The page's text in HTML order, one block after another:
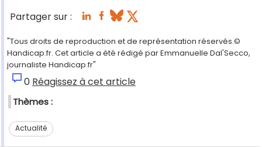
Partager sur :
"Tous droits de reproduction et de représentation réservés.©
Handicap.fr. Cet article a été rédigé par Emmanuelle Dal'Secco,
journaliste Handicap.fr"
0 Réagissez à cet article
Thèmes :
Actualité